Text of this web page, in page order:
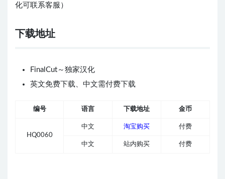
化可联系客服）
下载地址
FinalCut～独家汉化
英文免费下载、中文需付费下载
编号 语言 下载地址 金币
HQ0060
中文 淘宝购买 付费
中文 站内购买 付费